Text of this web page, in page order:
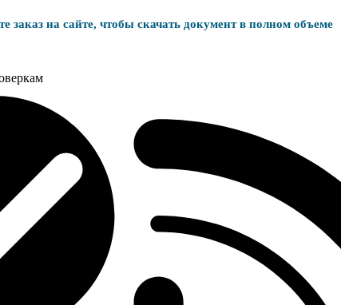
заказ на сайте, чтобы скачать документ в полном объеме